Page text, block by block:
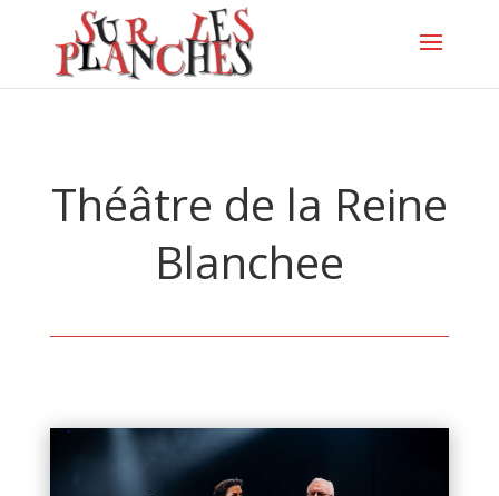
Théâtre de la Reine
Blanchee